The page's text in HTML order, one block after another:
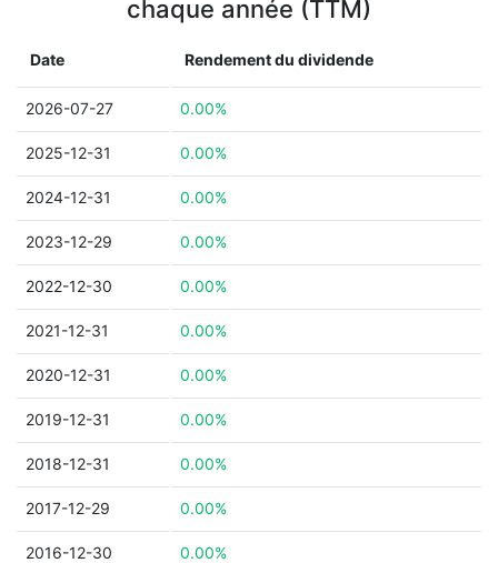
chaque année (TTM)
Date Rendement du dividende
2026-07-27 0.00%
2025-12-31 0.00%
2024-12-31 0.00%
2023-12-29 0.00%
2022-12-30 0.00%
2021-12-31 0.00%
2020-12-31 0.00%
2019-12-31 0.00%
2018-12-31 0.00%
2017-12-29 0.00%
2016-12-30 0.00%